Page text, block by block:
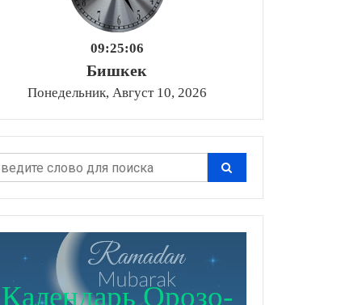
09:25:07
Бишкек
Понедельник, Август 10, 2026
Календарь Орозо-